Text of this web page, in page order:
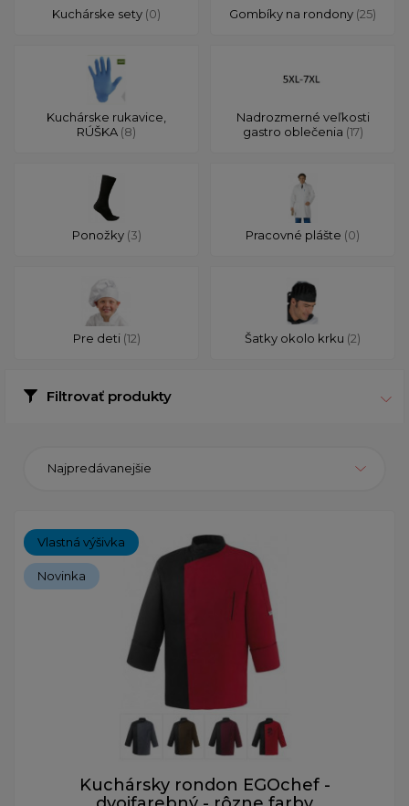
Kuchárske sety (0) Gombíky na rondony (25)
Kuchárske rukavice,
RÚŠKA (8)
Nadrozmerné veľkosti
gastro oblečenia (17)
Ponožky (3) Pracovné plášte (0)
Pre deti (12) Šatky okolo krku (2)
Filtrovať produkty
Najpredávanejšie
Vlastná výšivka
Novinka
Kuchársky rondon EGOchef -